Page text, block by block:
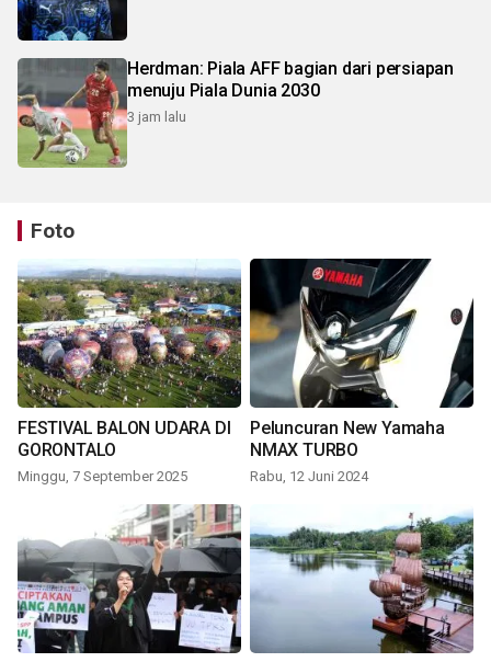
Herdman: Piala AFF bagian dari persiapan
menuju Piala Dunia 2030
3 jam lalu
Foto
FESTIVAL BALON UDARA DI
GORONTALO
Minggu, 7 September 2025
Peluncuran New Yamaha
NMAX TURBO
Rabu, 12 Juni 2024